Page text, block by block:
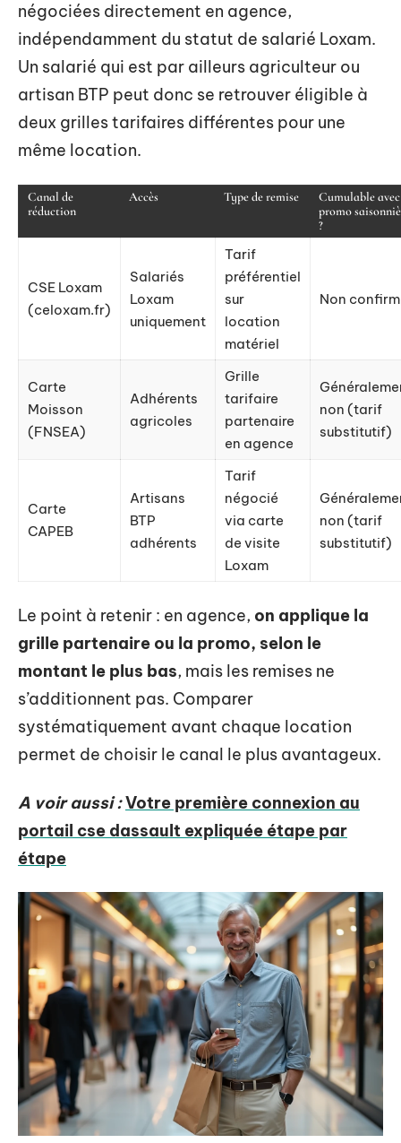
négociées directement en agence,
indépendamment du statut de salarié Loxam.
Un salarié qui est par ailleurs agriculteur ou
artisan BTP peut donc se retrouver éligible à
deux grilles tarifaires différentes pour une
même location.
Canal de
réduction
Accès Type de remise
Cumulable avec
promo
?
CSE Loxam
(celoxam.fr)
Salariés
Loxam
uniquement
Tarif
préférentiel
sur
location
matériel
Non
Carte
Moisson
(FNSEA)
Adhérents
agricoles
Grille
tarifaire
partenaire
en agence
non (tarif
substitutif)
Carte
CAPEB
Artisans
BTP
adhérents
Tarif
négocié
via carte
de visite
Loxam
non (tarif
substitutif)
Le point à retenir : en agence, on applique la
grille partenaire ou la promo, selon le
montant le plus bas, mais les remises ne
s’additionnent pas. Comparer
systématiquement avant chaque location
permet de choisir le canal le plus avantageux.
A voir aussi :Votre première connexion au
portail cse dassault expliquée étape par
étape